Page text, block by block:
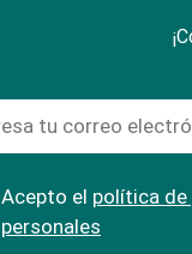
Acepto el política de
personales